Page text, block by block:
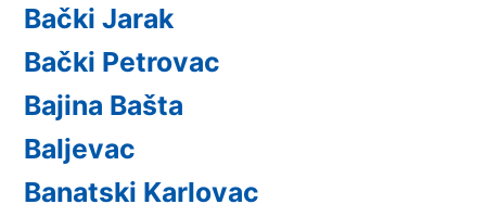
Bački Jarak
Bački Petrovac
Bajina Bašta
Baljevac
Banatski Karlovac